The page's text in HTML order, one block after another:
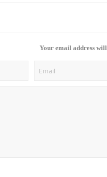
Your email address